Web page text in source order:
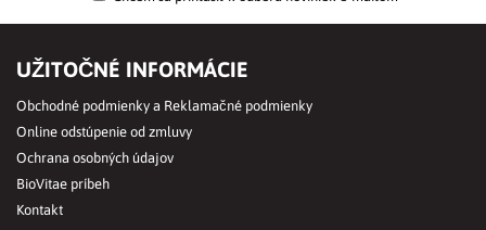
UŽITOČNÉ INFORMÁCIE
Obchodné podmienky a Reklamačné podmienky
Online odstúpenie od zmluvy
Ochrana osobných údajov
BioVitae príbeh
Kontakt